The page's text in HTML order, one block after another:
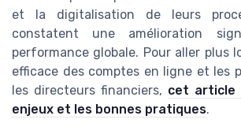
et la digitalisation de leurs
constatent une amélioration
performance globale. Pour aller plus
efficace des comptes en ligne et les
les directeurs financiers, cet article
enjeux et les bonnes pratiques.